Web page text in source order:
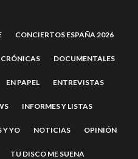
CONCIERTOS ESPAÑA 2026
CRÓNICAS DOCUMENTALES
EN PAPEL ENTREVISTAS
INFORMES Y LISTAS
Y YO NOTICIAS OPINIÓN
TU DISCO ME SUENA